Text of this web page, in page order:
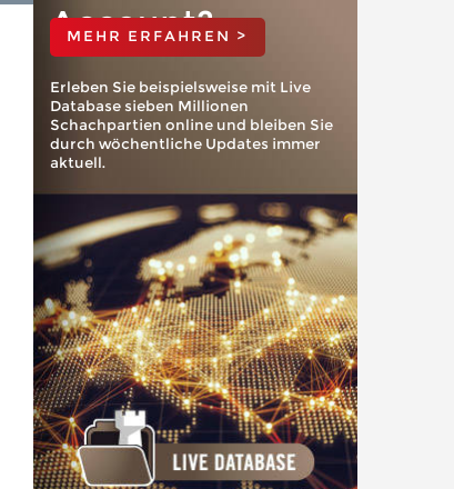
Account?
MEHR ERFAHREN >
Erleben Sie beispielsweise mit Live
Database sieben Millionen
Schachpartien online und bleiben Sie
durch wöchentliche Updates immer
aktuell.